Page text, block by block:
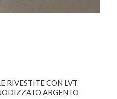
RIVESTITE CON LVT
ARGENTO